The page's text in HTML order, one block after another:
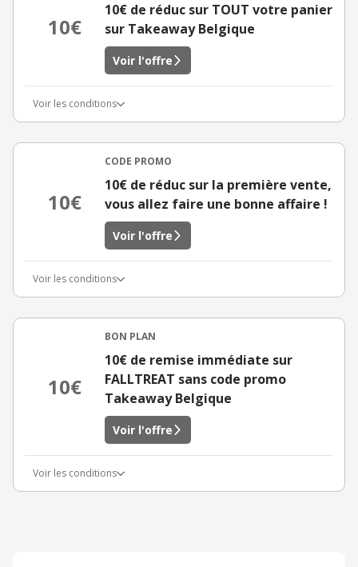
10€
10€ de réduc sur TOUT votre panier
sur Takeaway Belgique
Voir l'offre
Voir les conditions
10€
CODE PROMO
10€ de réduc sur la première vente,
vous allez faire une bonne affaire !
Voir l'offre
Voir les conditions
10€
BON PLAN
10€ de remise immédiate sur
FALLTREAT sans code promo
Takeaway Belgique
Voir l'offre
Voir les conditions